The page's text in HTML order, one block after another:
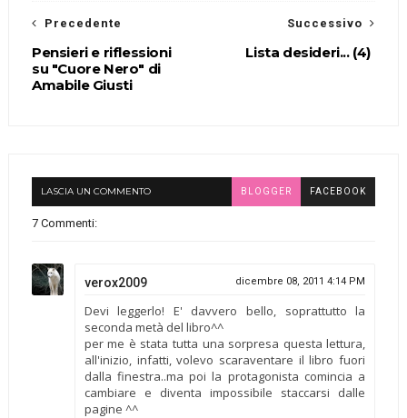
Successivo
Lista desideri... (4)
Precedente
Pensieri e riflessioni
su "Cuore Nero" di
Amabile Giusti
LASCIA UN COMMENTO BLOGGER FACEBOOK
7 Commenti:
verox2009 dicembre 08, 2011 4:14 PM
Devi leggerlo! E' davvero bello, soprattutto la
seconda metà del libro^^
per me è stata tutta una sorpresa questa lettura,
all'inizio, infatti, volevo scaraventare il libro fuori
dalla finestra..ma poi la protagonista comincia a
cambiare e diventa impossibile staccarsi dalle
pagine ^^